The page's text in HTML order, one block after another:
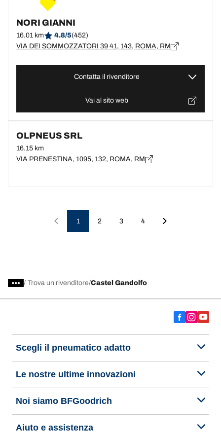
NORI GIANNI
16.01 km 4.8/5(452)
VIA DEI SOMMOZZATORI 39 41, 143, ROMA, RM
Contatta il rivenditore
Vai al sito web
OLPNEUS SRL
16.15 km
VIA PRENESTINA, 1095, 132, ROMA, RM
1 2 3 4
/ Trova un rivenditore Castel Gandolfo
Scegli il pneumatico adatto
Le nostre ultime innovazioni
Noi siamo BFGoodrich
Aiuto e assistenza